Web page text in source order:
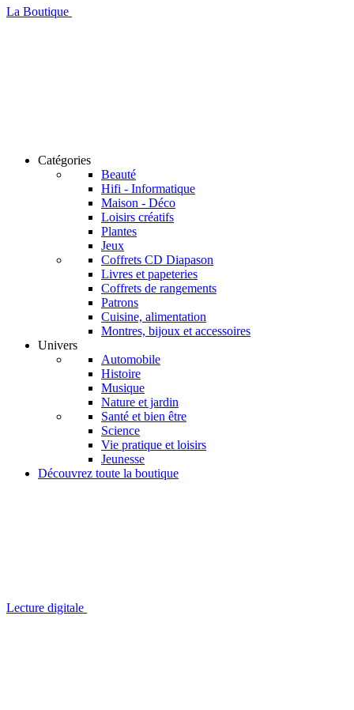
La Boutique
Catégories
Beauté
Hifi - Informatique
Maison - Déco
Loisirs créatifs
Plantes
Jeux
Coffrets CD Diapason
Livres et papeteries
Coffrets de rangements
Patrons
Cuisine, alimentation
Montres, bijoux et accessoires
Univers
Automobile
Histoire
Musique
Nature et jardin
Santé et bien être
Science
Vie pratique et loisirs
Jeunesse
Découvrez toute la boutique
Lecture digitale